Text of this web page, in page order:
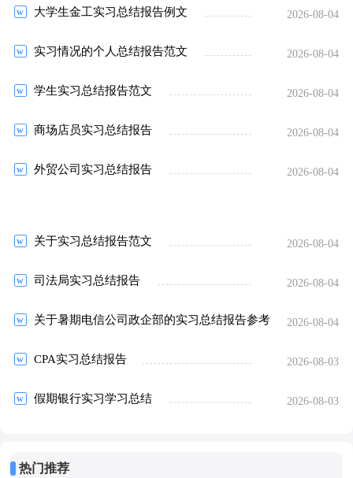
大学生金工实习总结报告例文 2026-08-04
实习情况的个人总结报告范文 2026-08-04
学生实习总结报告范文 2026-08-04
商场店员实习总结报告 2026-08-04
外贸公司实习总结报告 2026-08-04
关于实习总结报告范文 2026-08-04
司法局实习总结报告 2026-08-04
关于暑期电信公司政企部的实习总结报告参考 2026-08-04
CPA实习总结报告 2026-08-03
假期银行实习学习总结 2026-08-03
热门推荐